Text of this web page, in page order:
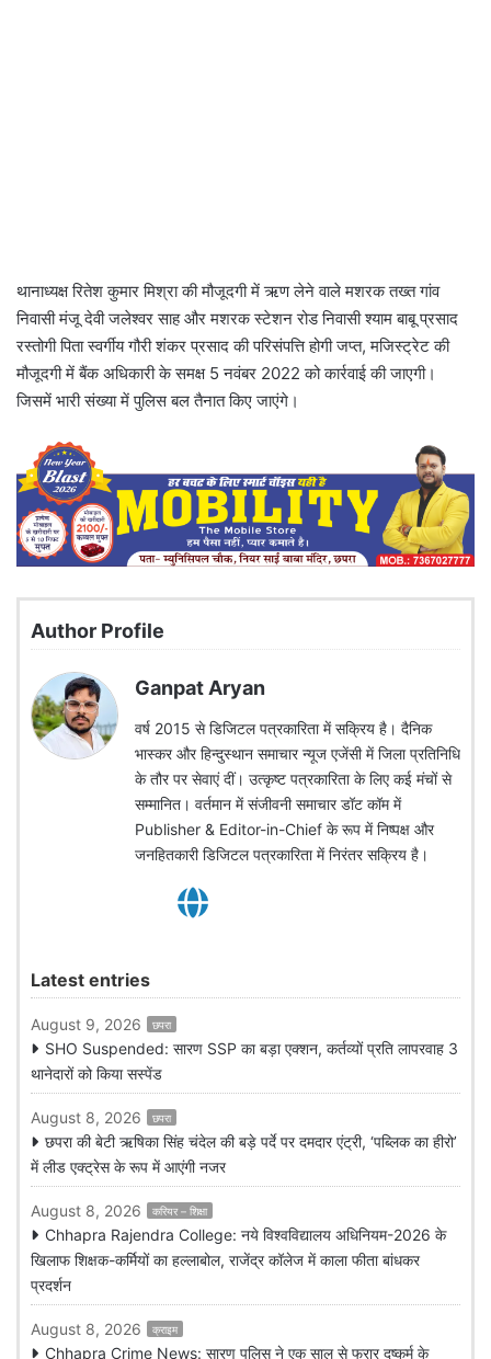
थानाध्यक्ष रितेश कुमार मिश्रा की मौजूदगी में ऋण लेने वाले मशरक तख्त गांव
निवासी मंजू देवी जलेश्वर साह और मशरक स्टेशन रोड निवासी श्याम बाबू प्रसाद
रस्तोगी पिता स्वर्गीय गौरी शंकर प्रसाद की परिसंपत्ति होगी जप्त, मजिस्ट्रेट की
मौजूदगी में बैंक अधिकारी के समक्ष 5 नवंबर 2022 को कार्रवाई की जाएगी।
जिसमें भारी संख्या में पुलिस बल तैनात किए जाएंगे।
Author Profile
Ganpat Aryan
वर्ष 2015 से डिजिटल पत्रकारिता में सक्रिय है। दैनिक
भास्कर और हिन्दुस्थान समाचार न्यूज एजेंसी में जिला प्रतिनिधि
के तौर पर सेवाएं दीं। उत्कृष्ट पत्रकारिता के लिए कई मंचों से
सम्मानित। वर्तमान में संजीवनी समाचार डॉट कॉम में
Publisher & Editor-in-Chief के रूप में निष्पक्ष और
जनहितकारी डिजिटल पत्रकारिता में निरंतर सक्रिय है।
Latest entries
August 9, 2026 छपरा
SHO Suspended: सारण SSP का बड़ा एक्शन, कर्तव्यों प्रति लापरवाह 3
थानेदारों को किया सस्पेंड
August 8, 2026 छपरा
छपरा की बेटी ऋषिका सिंह चंदेल की बड़े पर्दे पर दमदार एंट्री, ‘पब्लिक का हीरो’
में लीड एक्ट्रेस के रूप में आएंगी नजर
August 8, 2026 करियर – शिक्षा
Chhapra Rajendra College: नये विश्वविद्यालय अधिनियम-2026 के
खिलाफ शिक्षक-कर्मियों का हल्लाबोल, राजेंद्र कॉलेज में काला फीता बांधकर
प्रदर्शन
August 8, 2026 क्राइम
Chhapra Crime News: सारण पुलिस ने एक साल से फरार दुष्कर्म के